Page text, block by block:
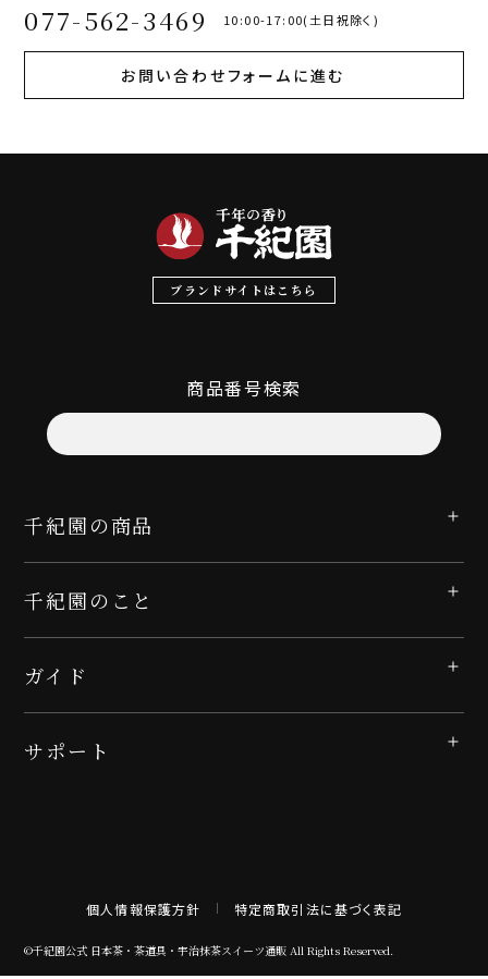
077-562-3469 10:00-17:00(土日祝除く)
お問い合わせフォームに進む
ブランドサイトはこちら
商品番号検索
千紀園の商品
千紀園のこと
ガイド
サポート
個人情報保護方針 特定商取引法に基づく表記
©千紀園公式 日本茶・茶道具・宇治抹茶スイーツ通販 All Rights Reserved.